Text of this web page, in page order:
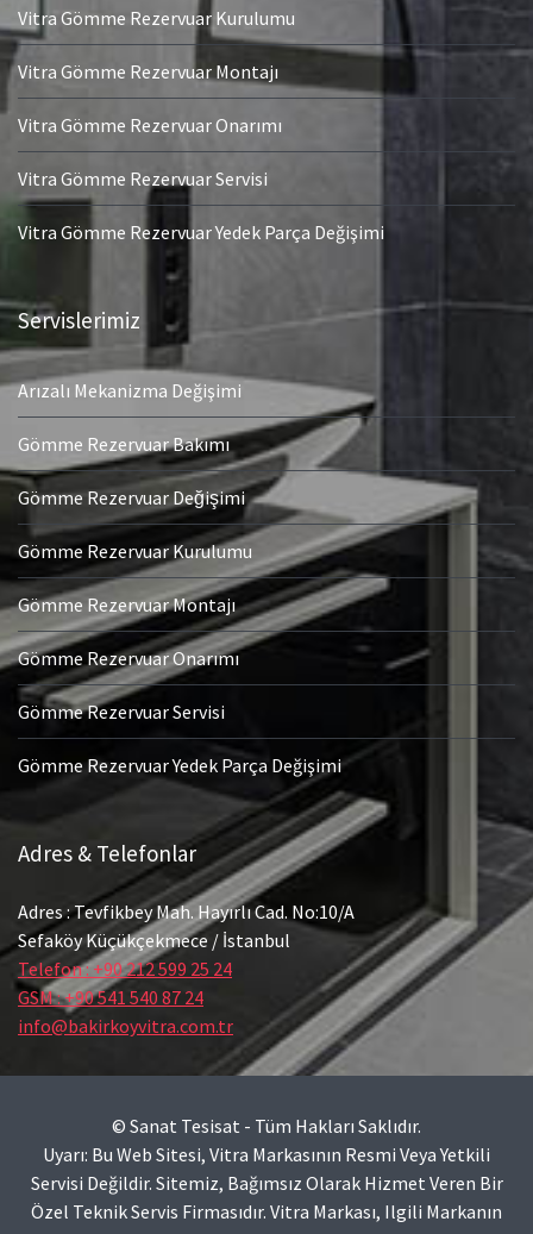
Vitra Gömme Rezervuar Kurulumu
Vitra Gömme Rezervuar Montajı
Vitra Gömme Rezervuar Onarımı
Vitra Gömme Rezervuar Servisi
Vitra Gömme Rezervuar Yedek Parça Değişimi
Servislerimiz
Arızalı Mekanizma Değişimi
Gömme Rezervuar Bakımı
Gömme Rezervuar Değişimi
Gömme Rezervuar Kurulumu
Gömme Rezervuar Montajı
Gömme Rezervuar Onarımı
Gömme Rezervuar Servisi
Gömme Rezervuar Yedek Parça Değişimi
Adres & Telefonlar
Adres : Tevfikbey Mah. Hayırlı Cad. No:10/A
Sefaköy Küçükçekmece / İstanbul
Telefon : +90 212 599 25 24
GSM : +90 541 540 87 24
info@bakirkoyvitra.com.tr
© Sanat Tesisat - Tüm Hakları Saklıdır.
Uyarı: Bu Web Sitesi, Vitra Markasının Resmi Veya Yetkili
Servisi Değildir. Sitemiz, Bağımsız Olarak Hizmet Veren Bir
Özel Teknik Servis Firmasıdır. Vitra Markası, Ilgili Markanın